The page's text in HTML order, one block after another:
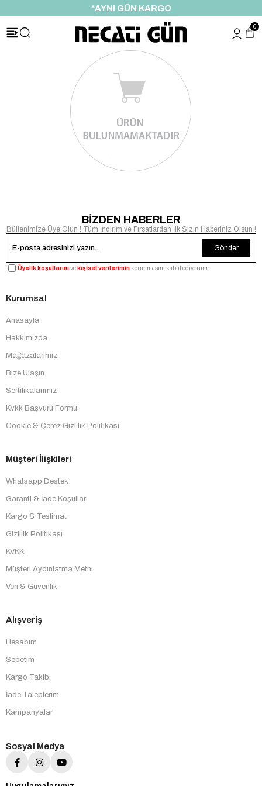
*AYNI GÜN KARGO
0
BİZDEN HABERLER
Bültenimize Üye Olun ! Tüm İndirim ve Fırsatlardan İlk Sizin Haberiniz Olsun !
Gönder
Üyelik koşullarınıve kişisel verilerimin korunmasını kabul ediyorum.
Kurumsal
Anasayfa
Hakkımızda
Mağazalarımız
Bize Ulaşın
Sertifikalarımız
Kvkk Başvuru Formu
Cookie & Çerez Gizlilik Politikası
Müşteri İlişkileri
Whatsapp Destek
Garanti & İade Koşulları
Kargo & Teslimat
Gizlilik Politikası
KVKK
Müşteri Aydınlatma Metni
Veri & Güvenlik
Alışveriş
Hesabım
Sepetim
Kargo Takibi
İade Taleplerim
Kampanyalar
Sosyal Medya